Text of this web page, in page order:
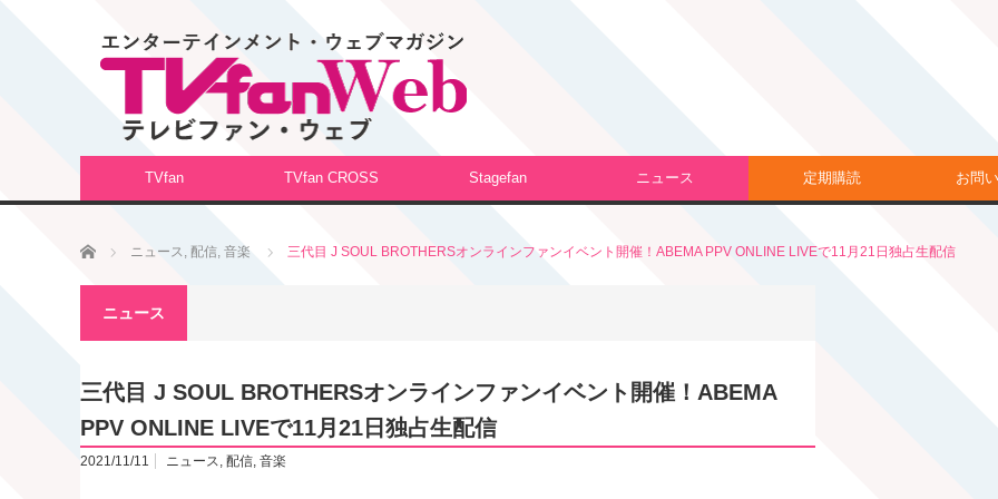
TVfan TVfan CROSS Stagefan ニュース 定期購読 お問
ホーム ニュース, 配信, 音楽 三代目 J SOUL BROTHERSオンラインファンイベント開催！ABEMA PPV ONLINE LIVEで11月21日独占生配信
ニュース
三代目 J SOUL BROTHERSオンラインファンイベント開催！ABEMA
PPV ONLINE LIVEで11月21日独占生配信
2021/11/11 ニュース, 配信, 音楽